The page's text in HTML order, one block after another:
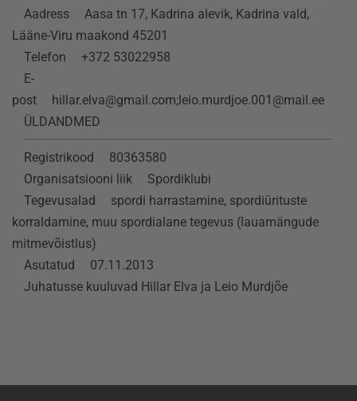
Aadress
Aasa tn 17, Kadrina alevik, Kadrina vald,
Lääne-Viru maakond 45201
Telefon
+372 53022958
E-
post
hillar.elva@gmail.com;leio.murdjoe.001@mail.ee
ÜLDANDMED
Registrikood
80363580
Organisatsiooni liik
Spordiklubi
Tegevusalad
spordi harrastamine, spordiürituste
korraldamine, muu spordialane tegevus (lauamängude
mitmevõistlus)
Asutatud
07.11.2013
Juhatusse kuuluvad Hillar Elva ja Leio Murdjõe